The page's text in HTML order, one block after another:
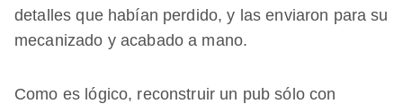
detalles que habían perdido, y las enviaron para su
mecanizado y acabado a mano.
Como es lógico, reconstruir un pub sólo con